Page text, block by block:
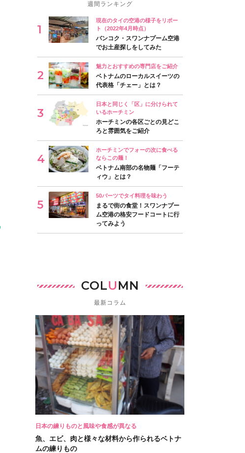
週間ランキング
現在のタイの空港の様子をリポー
ト（2022年4月時点）
バンコク・スワンナプーム空港
でお土産探しをしてみた
魅力とおすすめの専門店をご紹介
ベトナムのローカルスイーツの
代表格「チェー」とは？
日本と同じく「区」に分けられて
いるホーチミン
ホーチミンの各区ごとの見どこ
ろと雰囲気をご紹介
ホーチミンでフォーの次に食べる
ならこの麺！
ベトナム南部の名物麺「フーテ
ィウ」とは？
50バーツでタイ料理を味わう
まるで街の食堂！スワンナプー
ム空港の格安フードコートに行
ってみよう
COLUMN
最新コラム
日本の練りものと風味や食感が異なる
魚、エビ、肉と様々な材料から作られるベトナ
ムの練りもの